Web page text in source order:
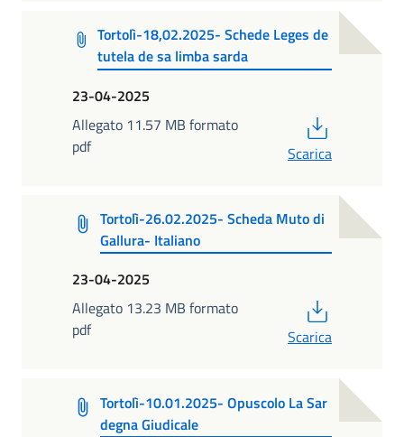
Tortolì-18,02.2025- Schede Leges de
tutela de sa limba sarda
23-04-2025
Allegato 11.57 MB formato
pdf
Scarica
Tortolì-26.02.2025- Scheda Muto di
Gallura- Italiano
23-04-2025
Allegato 13.23 MB formato
pdf
Scarica
Tortolì-10.01.2025- Opuscolo La Sar
degna Giudicale